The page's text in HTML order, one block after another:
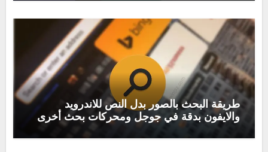
طريقة البحث بالصور بدل النص للاندرويد
والايفون بدقة في جوجل ومحركات بحث أخرى